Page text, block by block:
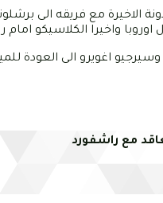
الاخيرة مع فريقه الى
واخيرا الكلاسيكو امام
اغويرو الى العودة
مع راشفورد